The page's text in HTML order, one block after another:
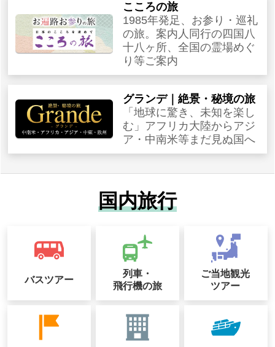
こころの旅
1985年発足、お参り・巡礼
の旅。案内人同行の四国八
十八ヶ所、全国の霊場めぐ
り等ご案内
グランデ｜絶景・秘境の旅
「地球に驚き、未知を楽し
む」アフリカ大陸からアジ
ア・中南米等まだ見ぬ国へ
国内旅行
バスツアー
列車・
飛行機の旅
ご当地観光
ツアー